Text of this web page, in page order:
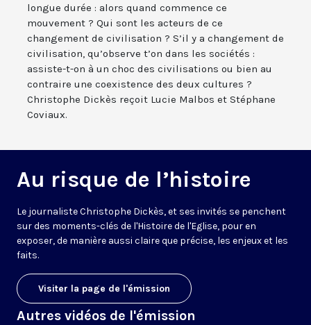
longue durée : alors quand commence ce
mouvement ? Qui sont les acteurs de ce
changement de civilisation ? S’il y a changement de
civilisation, qu’observe t’on dans les sociétés :
assiste-t-on à un choc des civilisations ou bien au
contraire une coexistence des deux cultures ?
Christophe Dickès reçoit Lucie Malbos et Stéphane
Coviaux.
Au risque de l’histoire
Le journaliste Christophe Dickès, et ses invités se penchent
sur des moments-clés de l'Histoire de l'Eglise, pour en
exposer, de manière aussi claire que précise, les enjeux et les
faits.
Visiter la page de l'émission
Autres vidéos de l'émission